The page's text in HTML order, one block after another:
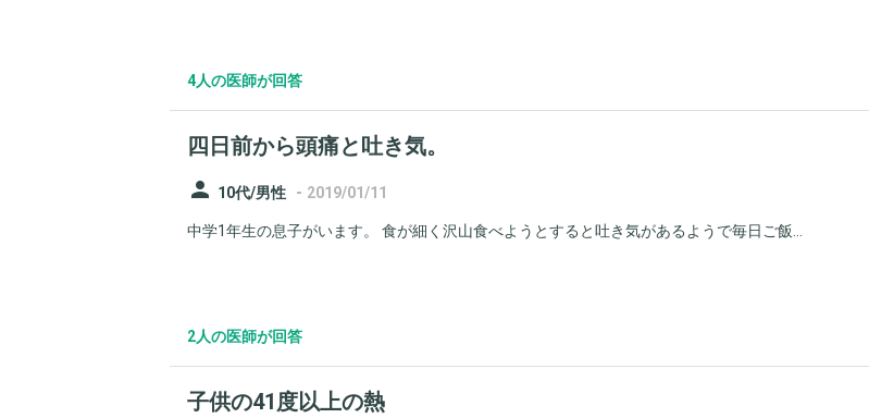
4人の医師が回答
四日前から頭痛と吐き気。
person 10代/男性 - 2019/01/11
中学1年生の息子がいます。 食が細く沢山食べようとすると吐き気があるようで毎日ご飯...
2人の医師が回答
子供の41度以上の熱